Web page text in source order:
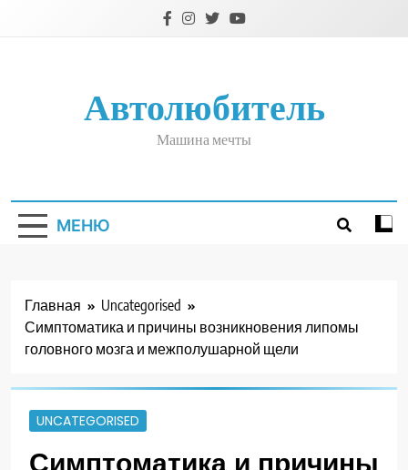
Автолюбитель
Машина мечты
МЕНЮ
Главная
Uncategorised
Симптоматика и причины возникновения липомы
головного мозга и межполушарной щели
UNCATEGORISED
Симптоматика и причины